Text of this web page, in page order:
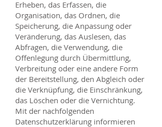
Erheben, das Erfassen, die
Organisation, das Ordnen, die
Speicherung, die Anpassung oder
Veränderung, das Auslesen, das
Abfragen, die Verwendung, die
Offenlegung durch Übermittlung,
Verbreitung oder eine andere Form
der Bereitstellung, den Abgleich oder
die Verknüpfung, die Einschränkung,
das Löschen oder die Vernichtung.
Mit der nachfolgenden
Datenschutzerklärung informieren